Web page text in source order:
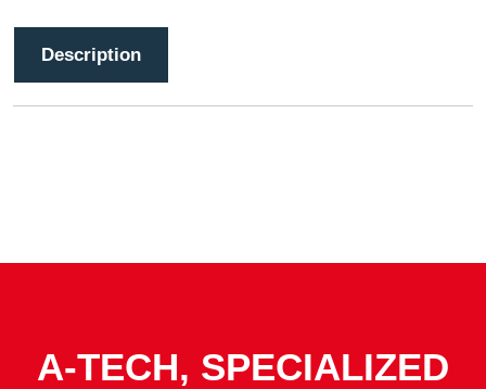
Description
A-TECH, SPECIALIZED